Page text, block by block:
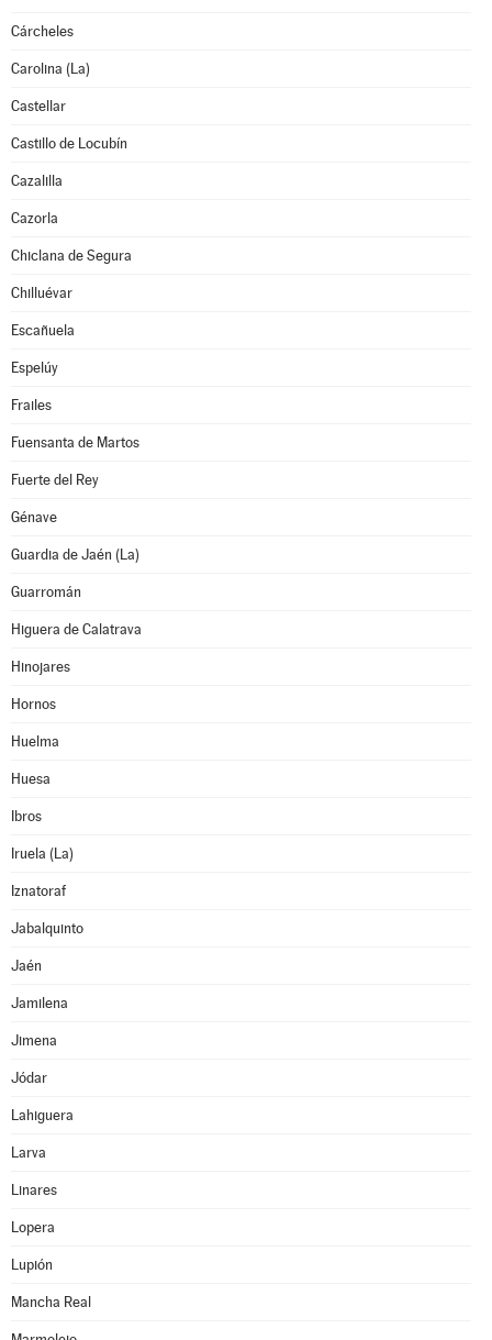
Cárcheles
Carolina (La)
Castellar
Castillo de Locubín
Cazalilla
Cazorla
Chiclana de Segura
Chilluévar
Escañuela
Espelúy
Frailes
Fuensanta de Martos
Fuerte del Rey
Génave
Guardia de Jaén (La)
Guarromán
Higuera de Calatrava
Hinojares
Hornos
Huelma
Huesa
Ibros
Iruela (La)
Iznatoraf
Jabalquinto
Jaén
Jamilena
Jimena
Jódar
Lahiguera
Larva
Linares
Lopera
Lupión
Mancha Real